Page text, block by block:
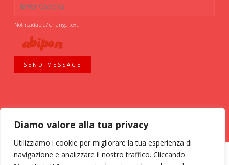
Diamo valore alla tua privacy
Utilizziamo i cookie per migliorare la tua esperienza di
navigazione e analizzare il nostro traffico. Cliccando
Not readable? Change text.
SEND MESSAGE